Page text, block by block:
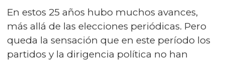
En estos 25 años hubo muchos avances,
más allá de las elecciones periódicas. Pero
queda la sensación que en este período los
partidos y la dirigencia política no han